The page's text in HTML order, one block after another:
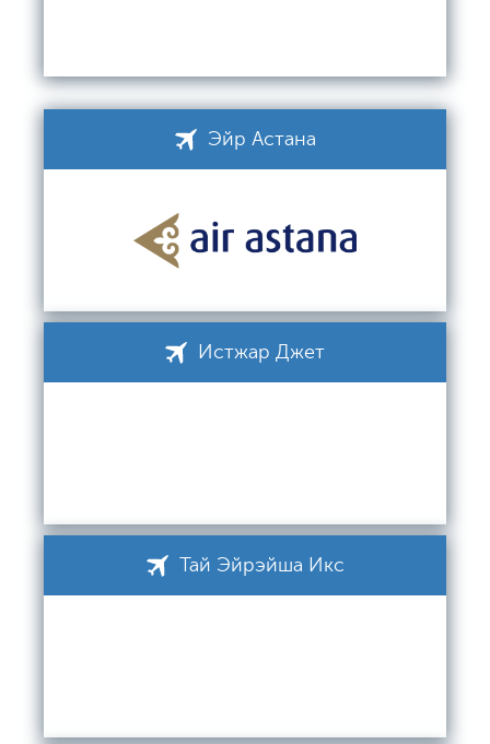
Эйр Астана
Истжар Джет
Тай Эйрэйша Икс